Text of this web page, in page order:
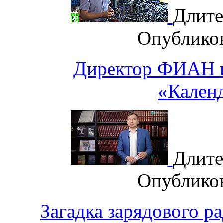
Директор ФИАН
Загадка зарядового